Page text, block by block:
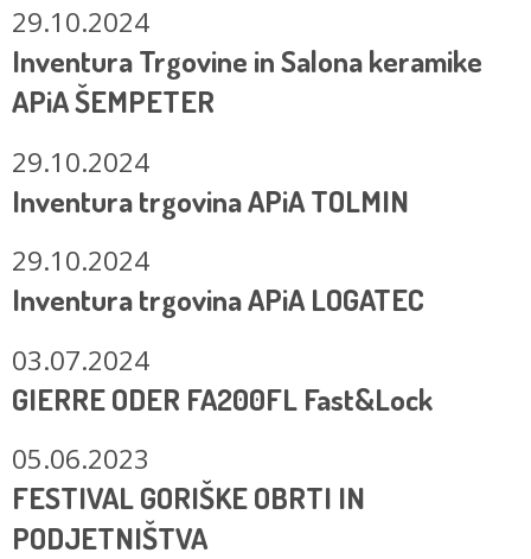
29.10.2024
Inventura Trgovine in Salona keramike
APiA ŠEMPETER
29.10.2024
Inventura trgovina APiA TOLMIN
29.10.2024
Inventura trgovina APiA LOGATEC
03.07.2024
GIERRE ODER FA200FL Fast&Lock
05.06.2023
FESTIVAL GORIŠKE OBRTI IN
PODJETNIŠTVA